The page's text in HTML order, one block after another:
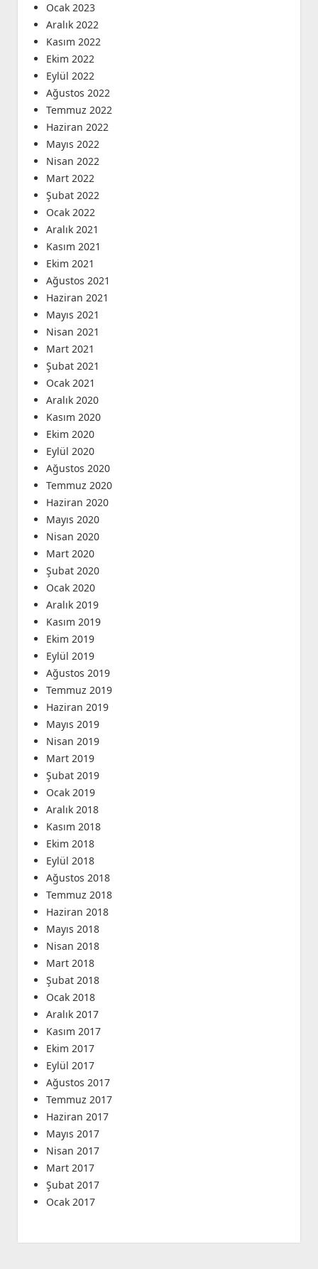
Ocak 2023
Aralık 2022
Kasım 2022
Ekim 2022
Eylül 2022
Ağustos 2022
Temmuz 2022
Haziran 2022
Mayıs 2022
Nisan 2022
Mart 2022
Şubat 2022
Ocak 2022
Aralık 2021
Kasım 2021
Ekim 2021
Ağustos 2021
Haziran 2021
Mayıs 2021
Nisan 2021
Mart 2021
Şubat 2021
Ocak 2021
Aralık 2020
Kasım 2020
Ekim 2020
Eylül 2020
Ağustos 2020
Temmuz 2020
Haziran 2020
Mayıs 2020
Nisan 2020
Mart 2020
Şubat 2020
Ocak 2020
Aralık 2019
Kasım 2019
Ekim 2019
Eylül 2019
Ağustos 2019
Temmuz 2019
Haziran 2019
Mayıs 2019
Nisan 2019
Mart 2019
Şubat 2019
Ocak 2019
Aralık 2018
Kasım 2018
Ekim 2018
Eylül 2018
Ağustos 2018
Temmuz 2018
Haziran 2018
Mayıs 2018
Nisan 2018
Mart 2018
Şubat 2018
Ocak 2018
Aralık 2017
Kasım 2017
Ekim 2017
Eylül 2017
Ağustos 2017
Temmuz 2017
Haziran 2017
Mayıs 2017
Nisan 2017
Mart 2017
Şubat 2017
Ocak 2017